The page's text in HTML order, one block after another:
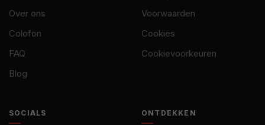
Over ons
Colofon
FAQ
Blog
Voorwaarden
Cookies
Cookievoorkeuren
SOCIALS ONTDEKKEN